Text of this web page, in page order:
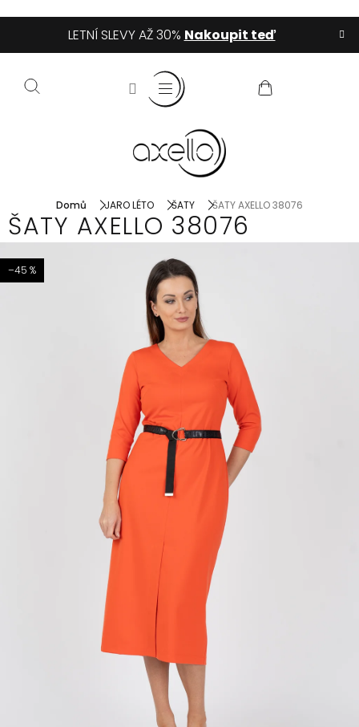
obsah
LETNÍ SLEVY AŽ 30% Nakoupit teď
Domů JARO LÉTO ŠATY ŠATY AXELLO 38076
ŠATY AXELLO 38076
–45 %